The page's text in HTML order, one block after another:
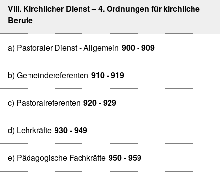
VIII. Kirchlicher Dienst – 4. Ordnungen für kirchliche
Berufe
a) Pastoraler Dienst - Allgemein 900 - 909
b) Gemeindereferenten 910 - 919
c) Pastoralreferenten 920 - 929
d) Lehrkräfte 930 - 949
e) Pädagogische Fachkräfte 950 - 959